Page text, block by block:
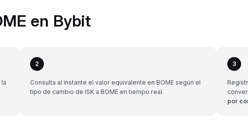
en Bybit
2
Consulta al instante el valor equivalente en BOME según el
tipo de cambio de ISK a BOME en tiempo real.
3
por